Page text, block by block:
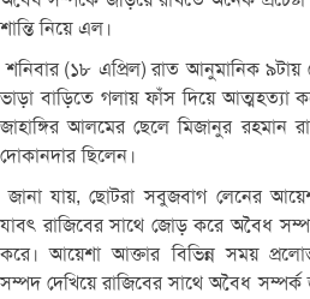
শান্তি নিয়ে এল।
শনিবার(১৮ এপ্রিল)রাত আনুমানিক ৯টায়
ভাড়া বাড়িতে গলায় ফাঁস দিয়ে আত্মহত্যা
জাহাঙ্গির আলমের ছেলে মিজানুর রহমান
দোকানদার ছিলেন।
জানা যায়,ছোটরা সবুজবাগ লেনের
যাবৎ রাজিবের সাথে জোড় করে অবৈধ
করে। আয়েশা আক্তার বিভিন্ন সময়
সম্পদ দেখিয়ে রাজিবের সাথে অবৈধ সম্পর্ক